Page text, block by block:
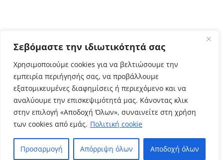
Σεβόμαστε την ιδιωτικότητά σας
Χρησιμοποιούμε cookies για να βελτιώσουμε την
εμπειρία περιήγησής σας, να προβάλλουμε
εξατομικευμένες διαφημίσεις ή περιεχόμενο και να
αναλύουμε την επισκεψιμότητά μας. Κάνοντας κλικ
στην επιλογή «Αποδοχή Όλων», συναινείτε στη χρήση
των cookies από εμάς. Πολιτική cookie
Προσαρμογή Απόρριψη όλων Αποδοχή όλων
Πολιτική Απορρήτου–Όροι Χρήσης